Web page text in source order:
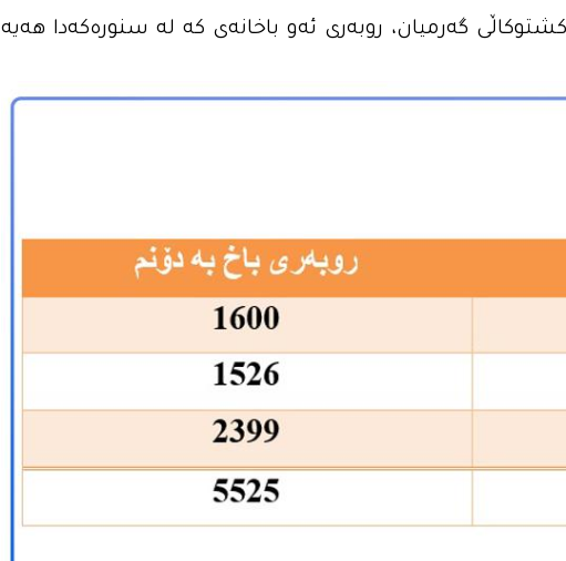
گه‌رمیان، روبه‌رى ئه‌و باخانه‌ى كه‌ له‌ سنوره‌كه‌دا هه‌یه‌